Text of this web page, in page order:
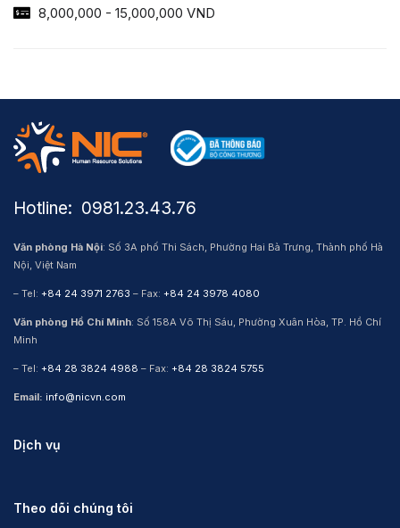
8,000,000 - 15,000,000 VND
Hotline: ​ 0981.23.43.76
Văn phòng Hà Nội: Số 3A phố Thi Sách, Phường Hai Bà Trưng, Thành phố Hà
Nội, Việt Nam
– Tel: +84 24 3971 2763 – Fax: +84 24 3978 4080
Văn phòng Hồ Chí Minh: Số 158A Võ Thị Sáu, Phường Xuân Hòa, TP. Hồ Chí
Minh
– Tel: +84 28 3824 4988 – Fax: +84 28 3824 5755
Email: info@nicvn.com
Dịch vụ
Theo dõi chúng tôi